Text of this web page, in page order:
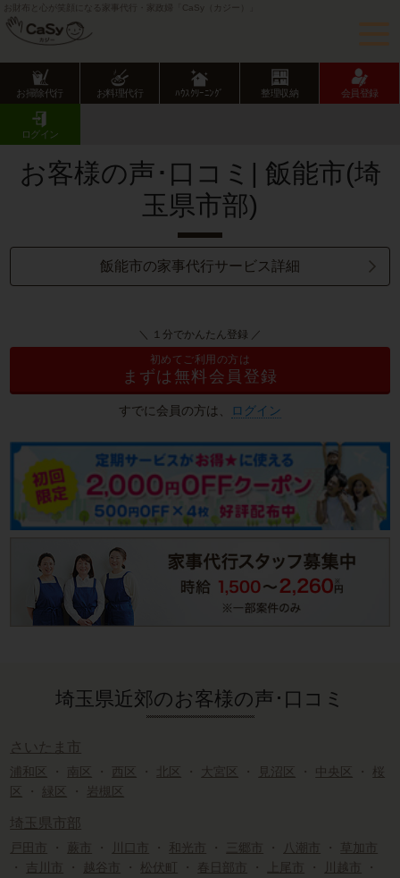
お財布と心が笑顔になる家事代行・家政婦「CaSy（カジー）」
お掃除代行 お料理代行 ﾊｳｽｸﾘｰﾆﾝｸﾞ 整理収納 会員登録
ログイン
CaSy TOP
お客様の声･口コミ一覧
お客様の声･口コミ| 飯能市(埼
玉県市部)
飯能市の家事代行サービス詳細
＼ １分でかんたん登録 ／
初めてご利用の方は
まずは無料会員登録
すでに会員の方は、 ログイン
埼玉県近郊のお客様の声･口コミ
さいたま市
浦和区 ・ 南区 ・ 西区 ・ 北区 ・ 大宮区 ・ 見沼区 ・ 中央区 ・ 桜
区
・ 緑区 ・ 岩槻区
埼玉県市部
戸田市 ・ 蕨市 ・ 川口市 ・ 和光市 ・ 三郷市 ・ 八潮市 ・
草加市
・
吉川市 ・ 越谷市 ・ 松伏町 ・ 春日部市 ・ 上尾市 ・ 川越市
・